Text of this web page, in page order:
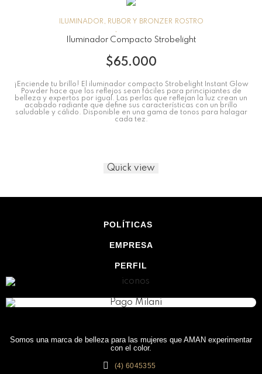
ILUMINADOR, RUBOR Y BRONZER ROSTRO
Iluminador Compacto Strobelight
$65.000
¡Enciende tu brillo! El iluminador compacto Strobelight Instant Glow
Powder hace que los reflejos sean fáciles para principiantes de
belleza y expertos por igual. Las perlas que reflejan la luz crean un
acabado radiante que define sus características con un brillo
saludable y cálido. Disponible en una gama de tonos para halagar
cada tez.
Quick view
POLÍTICAS
EMPRESA
PERFIL
Somos una marca de belleza para las mujeres que AMAN experimentar
con el color.
(4) 6045355